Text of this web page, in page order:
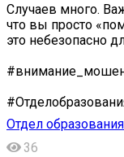
Случаев много.
что вы просто
это небезопасно
Отдел
36